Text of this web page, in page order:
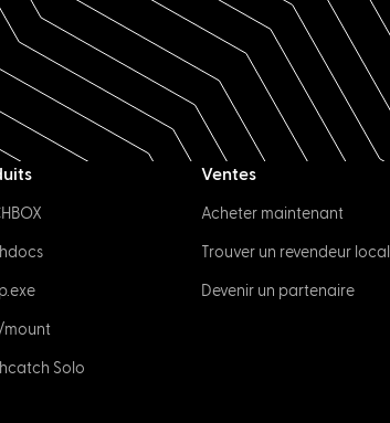
mount
Solo
Ventes
Acheter maintenant
Trouver un revendeur local
Devenir un partenaire